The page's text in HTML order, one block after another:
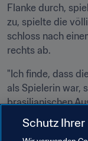
Flanke durch,
zu, spielte die
schloss nach
rechts ab.
"Ich finde, dass
als Spielerin war,
brasilianischen
abschließend.
Schlimmste kam
Schutz